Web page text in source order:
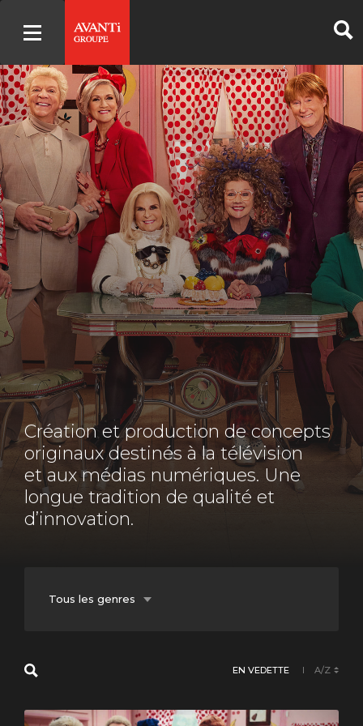
Création et production de concepts
originaux destinés à la télévision
et aux médias numériques. Une
longue tradition de qualité et
d’innovation.
Tous les genres
Fiction
EN VEDETTE A/Z